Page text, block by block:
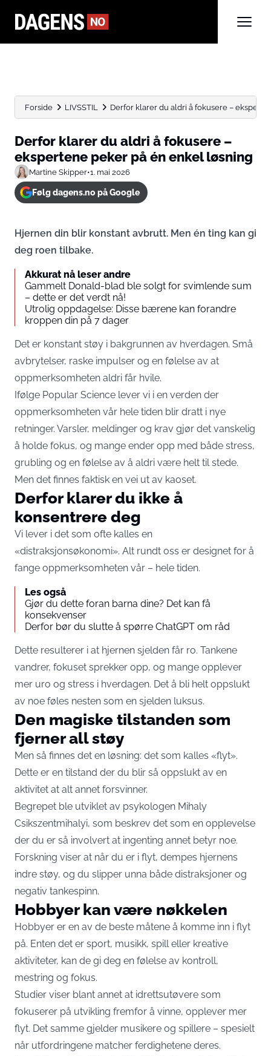
Forside LIVSSTIL Derfor klarer du aldri å fokusere –
Derfor klarer du aldri å fokusere –
ekspertene peker på én enkel løsning
Martine Skipper•1. mai 2026
Følg dagens.no på Google
Hjernen din blir konstant avbrutt. Men én ting kan gi
deg roen tilbake.
Akkurat nå leser andre
Gammelt Donald-blad ble solgt for svimlende sum
– dette er det verdt nå!
Utrolig oppdagelse: Disse bærene kan forandre
kroppen din på 7 dager
Det er konstant støy i bakgrunnen av hverdagen. Små
avbrytelser, raske impulser og en følelse av at
oppmerksomheten aldri får hvile.
Ifølge Popular Science lever vi i en verden der
oppmerksomheten vår hele tiden blir dratt i nye
retninger. Varsler, meldinger og krav gjør det vanskelig
å holde fokus, og mange ender opp med både stress,
grubling og en følelse av å aldri være helt til stede.
Men det finnes faktisk en vei ut av kaoset.
Derfor klarer du ikke å
konsentrere deg
Vi lever i det som ofte kalles en
«distraksjonsøkonomi». Alt rundt oss er designet for å
fange oppmerksomheten vår – hele tiden.
Les også
Gjør du dette foran barna dine? Det kan få
konsekvenser
Derfor bør du slutte å spørre ChatGPT om råd
Dette resulterer i at hjernen sjelden får ro. Tankene
vandrer, fokuset sprekker opp, og mange opplever
mer uro og stress i hverdagen. Det å bli helt oppslukt
av noe føles nesten som en sjelden luksus.
Den magiske tilstanden som
fjerner all støy
Men så finnes det en løsning: det som kalles «flyt».
Dette er en tilstand der du blir så oppslukt av en
aktivitet at alt annet forsvinner.
Begrepet ble utviklet av psykologen Mihaly
Csikszentmihalyi, som beskrev det som en opplevelse
der du er så involvert at ingenting annet betyr noe.
Forskning viser at når du er i flyt, dempes hjernens
indre støy, og du slipper unna både distraksjoner og
negativ tankespinn.
Hobbyer kan være nøkkelen
Hobbyer er en av de beste måtene å komme inn i flyt
på. Enten det er sport, musikk, spill eller kreative
aktiviteter, kan de gi deg en følelse av kontroll,
mestring og fokus.
Studier viser blant annet at idrettsutøvere som
fokuserer på utvikling fremfor å vinne, opplever mer
flyt. Det samme gjelder musikere og spillere – spesielt
når utfordringene matcher ferdighetene deres.